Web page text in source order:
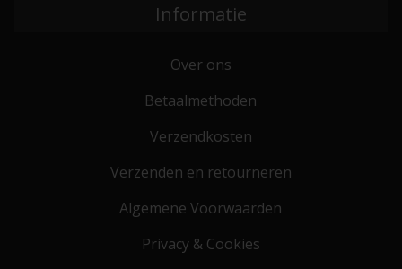
Informatie
Over ons
Betaalmethoden
Verzendkosten
Verzenden en retourneren
Algemene Voorwaarden
Privacy & Cookies